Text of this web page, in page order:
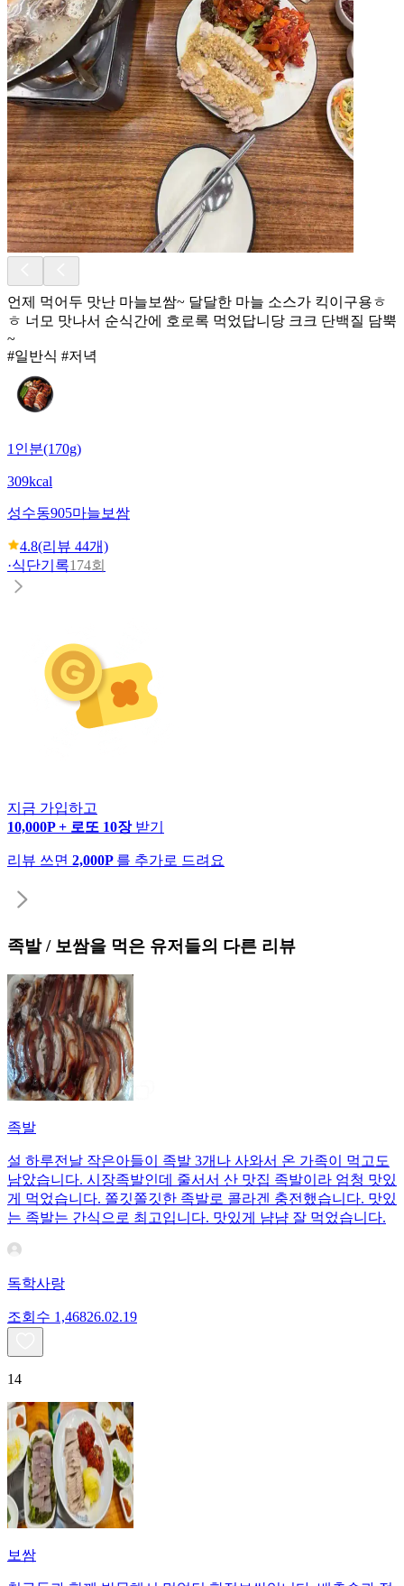
언제 먹어두 맛난 마늘보쌈~ 달달한 마늘 소스가 킥이구용ㅎ
ㅎ 너모 맛나서 순식간에 호로록 먹었답니당 크크 단백질 담뿍
~
#일반식 #저녁
1인분(170g)
309kcal
성수동905마늘보쌈
4.8(리뷰 44개)
·식단기록174회
지금 가입하고
10,000P + 로또 10장 받기
리뷰 쓰면 2,000P 를 추가로 드려요
족발 / 보쌈을 먹은 유저들의 다른 리뷰
족발
설 하루전날 작은아들이 족발 3개나 사와서 온 가족이 먹고도
남았습니다. 시장족발인데 줄서서 산 맛집 족발이라 엄청 맛있
게 먹었습니다. 쫄깃쫄깃한 족발로 콜라겐 충전했습니다. 맛있
는 족발는 간식으로 최고입니다. 맛있게 냠냠 잘 먹었습니다.
독학사랑
조회수 1,46826.02.19
14
보쌈